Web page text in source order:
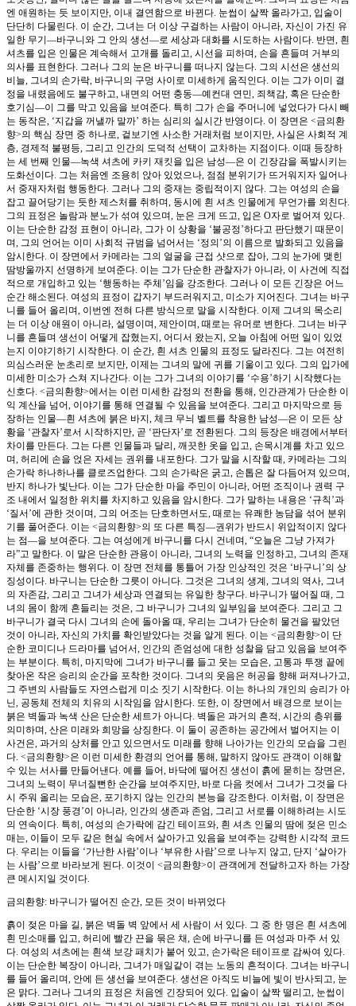
엔 애원하는 듯 보이지만, 이내 결연함으로 바뀐다. 눈썹이 살짝 올라가고, 입술이
단단히 다물린다. 이 순간, 그녀는 더 이상 구걸하는 사람이 아니라, 자신이 가진 유
일한 무기—바구니와 그 안의 생선—로 세상과 대화를 시도하는 사람이다. 반면, 흰
셔츠를 입은 인물은 계속해서 고개를 돌리고, 시선을 피하며, 손을 흔들며 거부의
의사를 표현한다. 그러나 그의 눈은 바구니를 떠나지 않는다. 그의 시선은 생선의
비늘, 그녀의 손가락, 바구니의 구멍 사이로 미세하게 움직인다. 이는 그가 이미 결
정을 내렸음에도 불구하고, 내면의 어떤 충동—예컨대 연민, 죄책감, 혹은 단순한
호기심—이 그를 막고 있음을 보여준다. 특히 그가 손을 주머니에 넣었다가 다시 빼
는 동작은, ‘지갑을 꺼낼까 말까’ 하는 심리의 실시간 반영이다. 이 장면은 <금의환
향>의 핵심 장면 중 하나로, 겉보기엔 사소한 거래처럼 보이지만, 사실은 사회적 계
층, 경제적 불평등, 그리고 인간의 도덕적 선택이 교차하는 지점이다. 이때 등장하
는 세 번째 인물—녹색 셔츠에 카키 재킷을 입은 남성—은 이 긴장감을 폭발시키는
도화선이다. 그는 처음엔 조용히 앉아 있었으나, 점점 분위기가 뜨거워지자 일어나
서 중재자처럼 행동한다. 그러나 그의 중재는 중립적이지 않다. 그는 여성의 손을
잡고 끌어당기는 듯한 제스처를 취하며, 동시에 흰 셔츠 인물에게 무언가를 외친다.
그의 표정은 놀람과 분노가 섞여 있으며, 눈은 크게 뜨고, 입은 O자로 벌어져 있다.
이는 단순한 감정 표현이 아니라, 그가 이 상황을 ‘불공정’하다고 판단했기 때문이
며, 그의 언어는 이미 사회적 규범을 넘어서는 ‘정의’의 이름으로 발화되고 있음을
암시한다. 이 장면에서 카메라는 그의 얼굴을 근접 샷으로 잡아, 그의 눈가에 맺힌
땀방울까지 선명하게 보여준다. 이는 그가 단순한 관찰자가 아니라, 이 사건에 직접
적으로 개입하고 있는 ‘행동하는 주체’임을 강조한다. 그러나 이 모든 긴장은 어느
순간 해소된다. 여성의 표정이 갑자기 부드러워지고, 미소가 지어진다. 그녀는 바구
니를 들어 올리며, 이번엔 전혀 다른 방식으로 말을 시작한다. 이제 그녀의 목소리
는 더 이상 애원이 아니라, 설명이며, 제안이며, 때로는 유머로 변한다. 그녀는 바구
니를 흔들며 생선이 어떻게 잡혔는지, 어디서 왔는지, 오늘 아침에 어떤 일이 있었
는지 이야기하기 시작한다. 이 순간, 흰 셔츠 인물의 표정도 달라진다. 그는 여전히
의심스러운 눈초리로 보지만, 이제는 그녀의 말에 귀를 기울이고 있다. 그의 입가에
미세한 미소가 스쳐 지나간다. 이는 그가 그녀의 이야기를 ‘수용’하기 시작했다는
신호다. <금의환향>에서는 이런 미세한 감정의 전환을 통해, 인간관계가 단순한 이
익 계산을 넘어, 이야기를 통해 연결될 수 있음을 보여준다. 그리고 마지막으로 등
장하는 인물—흰 셔츠에 붉은 바지, 체크 무늬 벨트를 착용한 남성—은 이 모든 상
황을 ‘관찰자’로서 시작하지만, 곧 ‘판단자’로 전환된다. 그의 등장은 배경에서부터
차이를 만든다. 그는 다른 인물들과 달리, 깨끗한 옷을 입고, 손목시계를 차고 있으
며, 허리에 손을 얹은 자세는 권위를 내포한다. 그가 말을 시작할 때, 카메라는 그의
손가락 하나하나를 클로즈업한다. 그의 손가락은 굵고, 손톱은 잘 다듬어져 있으며,
반지 하나가 빛난다. 이는 그가 단순한 마을 주민이 아니라, 어떤 조직이나 권력 구
조 내에서 일정한 위치를 차지하고 있음을 암시한다. 그가 말하는 내용은 ‘규칙’과
‘질서’에 관한 것이며, 그의 어조는 단호하면서도, 때로는 유쾌한 농담을 섞어 분위
기를 풀어준다. 이는 <금의환향>의 또 다른 특징—권위가 반드시 위압적이지 않다
는 점—을 보여준다. 그는 여성에게 바구니를 다시 건네며, “오늘은 그냥 가져가
라”고 말한다. 이 말은 단순한 관용이 아니라, 그녀의 노력을 인정하고, 그녀의 존재
자체를 존중하는 행위다. 이 장면 전체를 통틀어 가장 인상적인 것은 ‘바구니’의 상
징성이다. 바구니는 단순한 그릇이 아니다. 그것은 그녀의 생계, 그녀의 역사, 그녀
의 자존감, 그리고 그녀가 세상과 연결되는 유일한 창구다. 바구니가 떨어질 때, 그
녀의 몸이 함께 흔들리는 것은, 그 바구니가 그녀의 일부임을 보여준다. 그리고 그
바구니가 결국 다시 그녀의 손에 돌아올 때, 우리는 그녀가 단순히 물건을 팔았던
것이 아니라, 자신의 가치를 확인받았다는 것을 알게 된다. 이는 <금의환향>이 단
순한 코미디나 드라마를 넘어서, 인간의 존엄성에 대한 성찰을 담고 있음을 보여주
는 부분이다. 특히, 마지막에 그녀가 바구니를 들고 웃는 모습은, 고통과 투쟁 끝에
찾아온 작은 승리의 순간을 포착한 것이다. 그녀의 웃음은 허공을 향해 퍼져나가고,
그 주변의 사람들도 자연스럽게 미소 짓기 시작한다. 이는 하나의 개인의 승리가 아
닌, 공동체 전체의 치유의 시작임을 암시한다. 또한, 이 장면에서 배경으로 보이는
붉은 벽돌과 녹색 산은 단순한 세트가 아니다. 벽돌은 과거의 흔적, 시간의 층위를
의미하며, 산은 미래와 희망을 상징한다. 이 둘이 공존하는 공간에서 벌어지는 이
사건은, 과거의 상처를 안고 있으면서도 미래를 향해 나아가는 인간의 모습을 그린
다. <금의환향>은 이런 미세한 환경의 언어를 통해, 말하지 않아도 관객이 이해할
수 있는 서사를 만들어낸다. 예를 들어, 바닥에 떨어진 생선이 흙에 묻히는 장면은,
그녀의 노력이 무너질뻔한 순간을 보여주지만, 바로 다음 컷에서 그녀가 그것을 다
시 주워 올리는 모습은, 포기하지 않는 인간의 본능을 강조한다. 이처럼, 이 장면은
단순한 ‘시장 풍경’이 아니라, 인간의 생존과 존엄, 그리고 서로를 이해하려는 시도
의 연속이다. 특히, 여성의 손가락에 감긴 테이프와, 흰 셔츠 인물의 땀에 젖은 민소
매는, 이들이 모두 같은 현실 속에서 살아가고 있음을 보여주는 강력한 시각적 코드
다. 우리는 이들을 ‘가난한 사람’이나 ‘부유한 사람’으로 나누지 않고, 단지 ‘살아가
는 사람’으로 바라보게 된다. 이것이 <금의환향>이 관객에게 전달하고자 하는 가장
큰 메시지일 것이다.
금의환향: 바구니가 떨어진 순간, 모든 것이 바뀌었다
흙이 젖은 마을 길, 붉은 벽돌 벽 앞에서 세 사람이 서 있다. 그 중 한 명은 흰 셔츠에
흰 민소매를 입고, 허리에 빨간 끈을 묶은 채, 손에 바구니를 든 여성과 마주 서 있
다. 여성의 셔츠에는 흰색 보강 패치가 붙어 있고, 손가락은 테이프로 감싸여 있다.
이는 단순한 복장이 아니라, 그녀가 매일같이 겪는 노동의 흔적이다. 그녀는 바구니
를 들어 올리며, 안에 든 생선을 보여준다. 생선은 아직도 비늘에 빛이 반사되고, 눈
은 맑다. 그러나 그녀의 표정은 처음엔 긴장되어 있다. 입술이 살짝 떨리고, 눈썹이